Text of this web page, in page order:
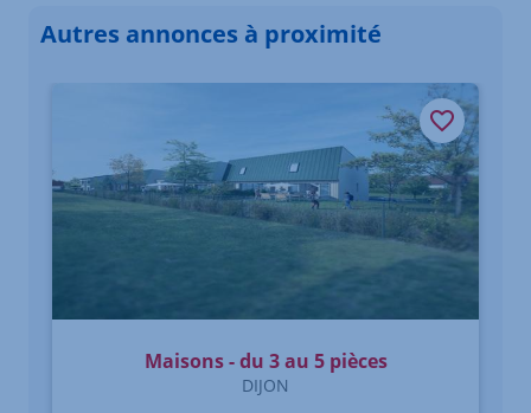
Autres annonces à proximité
Maisons - du 3 au 5 pièces
DIJON